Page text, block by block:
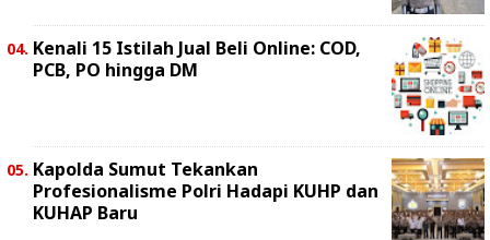
Kenali 15 Istilah Jual Beli Online: COD,
PCB, PO hingga DM
Kapolda Sumut Tekankan
Profesionalisme Polri Hadapi KUHP dan
KUHAP Baru